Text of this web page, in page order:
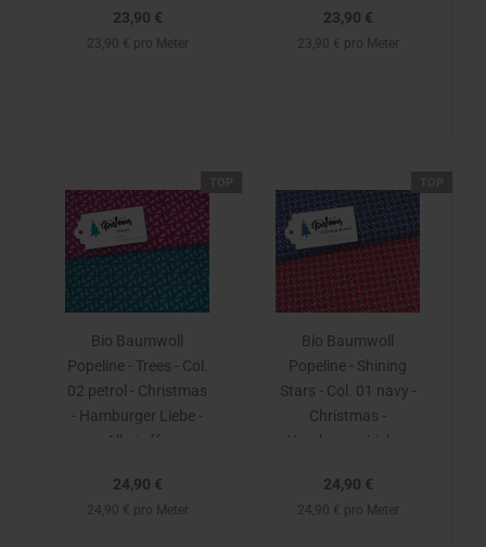
23,90 €
23,90 € pro Meter
23,90 €
23,90 € pro Meter
Bio Baumwoll
Popeline - Trees - Col.
02 petrol - Christmas
- Hamburger Liebe -
Albstoffe
24,90 €
24,90 € pro Meter
Bio Baumwoll
Popeline - Shining
Stars - Col. 01 navy -
Christmas -
Hamburger Liebe -
24,90 €
24,90 € pro Meter